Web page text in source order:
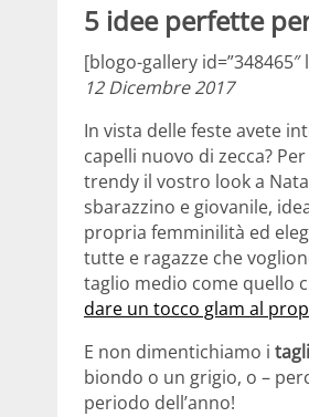
5 idee perfette
[blogo-gallery
12 Dicembre 2017
In vista delle feste avete
capelli nuovo di zecca?
trendy il vostro look a
sbarazzino e giovanile,
propria femminilità ed
tutte e ragazze che
taglio medio come quello
dare un tocco glam al
E non dimentichiamo i
biondo o un grigio, o –
periodo dell’anno!